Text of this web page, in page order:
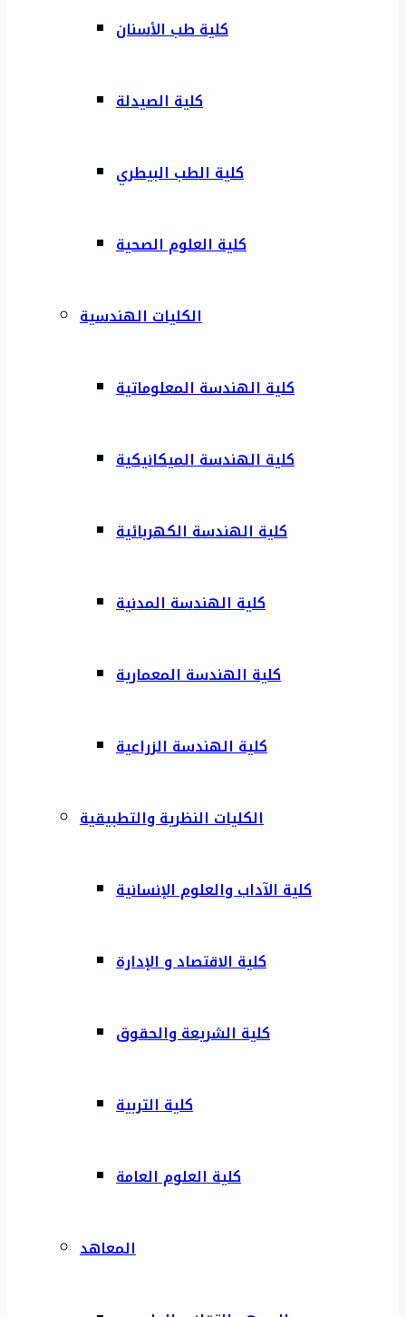
كلية طب الأسنان
كلية الصيدلة
كلية الطب البيطري
كلية العلوم الصحية
الكليات الهندسية
كلية الهندسة المعلوماتية
كلية الهندسة الميكانيكية
كلية الهندسة الكهربائية
كلية الهندسة المدنية
كلية الهندسة المعمارية
كلية الهندسة الزراعية
الكليات النظرية والتطبيقية
كلية الآداب والعلوم الإنسانية
كلية الاقتصاد و الإدارة
كلية الشريعة والحقوق
كلية التربية
كلية العلوم العامة
المعاهد